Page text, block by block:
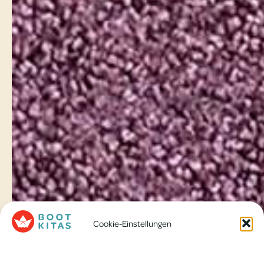
Cookie-Einstellungen